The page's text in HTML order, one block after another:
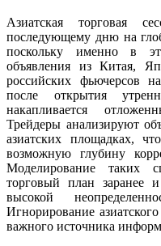
Азиатская торговая
последующему дню на
поскольку именно в
объявления из Китая,
российских фьючерсов
после открытия
накапливается
Трейдеры анализируют
азиатских площадках,
возможную глубину
Моделирование таких
торговый план заранее
высокой
Игнорирование
важного источника